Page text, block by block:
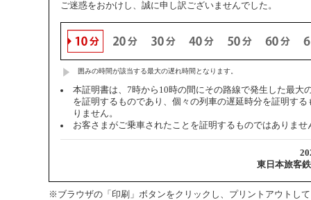
ご迷惑をおかけし、誠に申し訳ございませんでした。
囲みの時間が該当する最大の遅れ時間となります。
本証明書は、7時から10時の間にその路線で発生した最大
を証明するものであり、個々の列車の遅延時分を証明する
りません。
お客さまがご乗車されたことを証明するものではありませ
東日本旅客
※ブラウザの「印刷」ボタンをクリックし、プリントアウトし